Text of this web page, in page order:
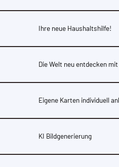
Ihre neue Haushaltshilfe!
Die Welt neu entdecken
Eigene Karten individuell
KI Bildgenerierung